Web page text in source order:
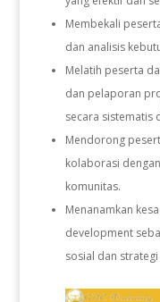
Membekali
dan analisis
Melatih peserta
dan pelaporan
secara sistematis
Mendorong
kolaborasi
komunitas.
Menanamkan
development
sosial dan